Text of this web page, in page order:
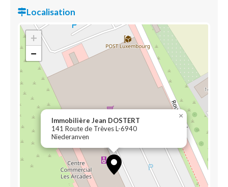
Localisation
Immobilière Jean DOSTERT
141 Route de Trèves L-6940
Niederanven
×
+
−